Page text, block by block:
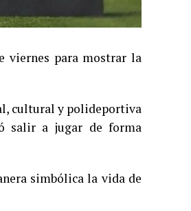
viernes para mostrar la
cultural y polideportiva
salir a jugar de forma
simbólica la vida de